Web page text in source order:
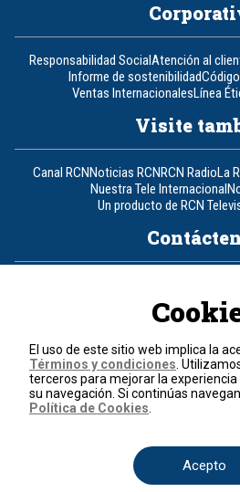
Responsabilidad SocialAtención al
Informe de sostenibilidad
Ventas InternacionalesLínea
Visite
Canal RCNNoticias RCNRCN RadioLa
Nuestra Tele Internacional
Un producto de RCN
Política de
Términos y
© 2026, RCN
Todos los derechos
El uso de este sitio web implica la
Términos y condiciones .
terceros para mejorar la
su navegación. Si continúas
Política de Cookies
Acepto